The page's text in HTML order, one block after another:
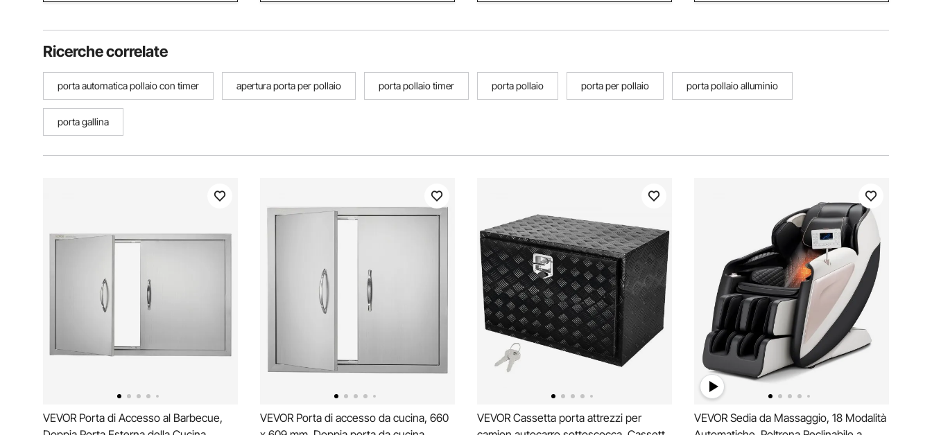
Ricerche correlate
porta automatica pollaio con timer apertura porta per pollaio porta pollaio timer porta pollaio porta per pollaio porta pollaio alluminio
porta gallina
VEVOR Porta di Accesso al Barbecue,
VEVOR Porta di accesso da cucina, 660
VEVOR Cassetta porta attrezzi per
VEVOR Sedia da Massaggio, 18 Modalità